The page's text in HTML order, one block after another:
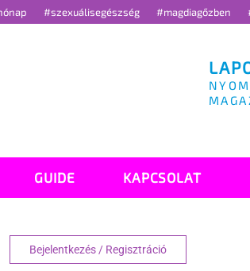
#szexuálisegészség #magdiagőzben
GUIDE KAPCSOLAT
Bejelentkezés / Regisztráció